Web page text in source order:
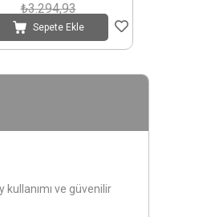
₺3.294,93
Sepete Ekle
kullanımı ve güvenilir